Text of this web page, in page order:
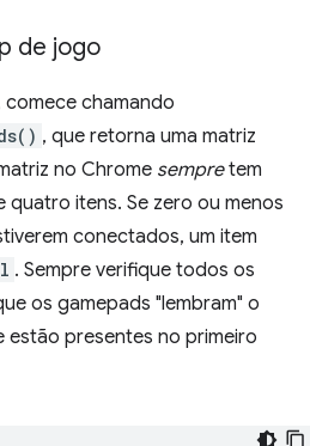
de jogo
comece chamando
, que retorna uma matriz
no Chrome sempretem
itens. Se zero ou menos
conectados, um item
. Sempre verifique todos os
os gamepads "lembram" o
estão presentes no primeiro